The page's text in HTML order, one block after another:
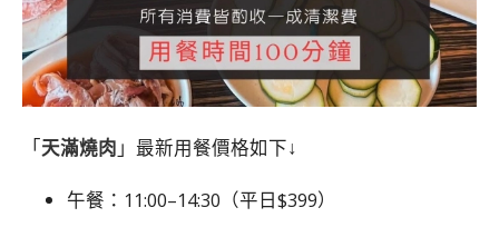
「天滿燒肉 」最新用餐價格如下↓
午餐：11:00–14:30（平日$399）